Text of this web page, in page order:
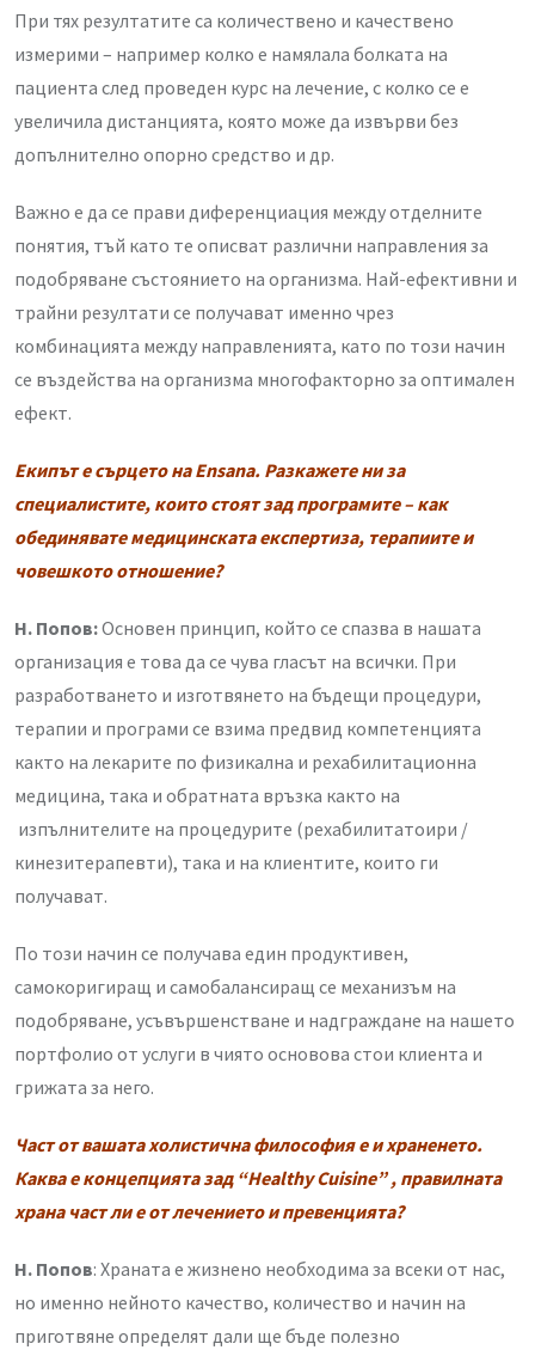
При тях резултатите са количествено и качествено
измерими – например колко е намялала болката на
пациента след проведен курс на лечение, с колко се е
увеличила дистанцията, която може да извърви без
допълнително опорно средство и др.
Важно е да се прави диференциация между отделните
понятия, тъй като те описват различни направления за
подобряване състоянието на организма. Най-ефективни и
трайни резултати се получават именно чрез
комбинацията между направленията, като по този начин
се въздейства на организма многофакторно за оптимален
ефект.
Екипът е сърцето на Ensana. Разкажете ни за
специалистите, които стоят зад програмите – как
обединявате медицинската експертиза, терапиите и
човешкото отношение?
Н. Попов:Основен принцип, който се спазва в нашата
организация е това да се чува гласът на всички. При
разработването и изготвянето на бъдещи процедури,
терапии и програми се взима предвид компетенцията
както на лекарите по физикална и рехабилитационна
медицина, така и обратната връзка както на
изпълнителите на процедурите (рехабилитатоири /
кинезитерапевти), така и на клиентите, които ги
получават.
По този начин се получава един продуктивен,
самокоригиращ и самобалансиращ се механизъм на
подобряване, усъвършенстване и надграждане на нашето
портфолио от услуги в чиято основова стои клиента и
грижата за него.
Част от вашата холистична философия е и храненето.
Каква е концепцията зад “Healthy Cuisine” , правилната
храна част ли е от лечението и превенцията?
Н. Попов: Храната е жизнено необходима за всеки от нас,
но именно нейното качество, количество и начин на
приготвяне определят дали ще бъде полезно